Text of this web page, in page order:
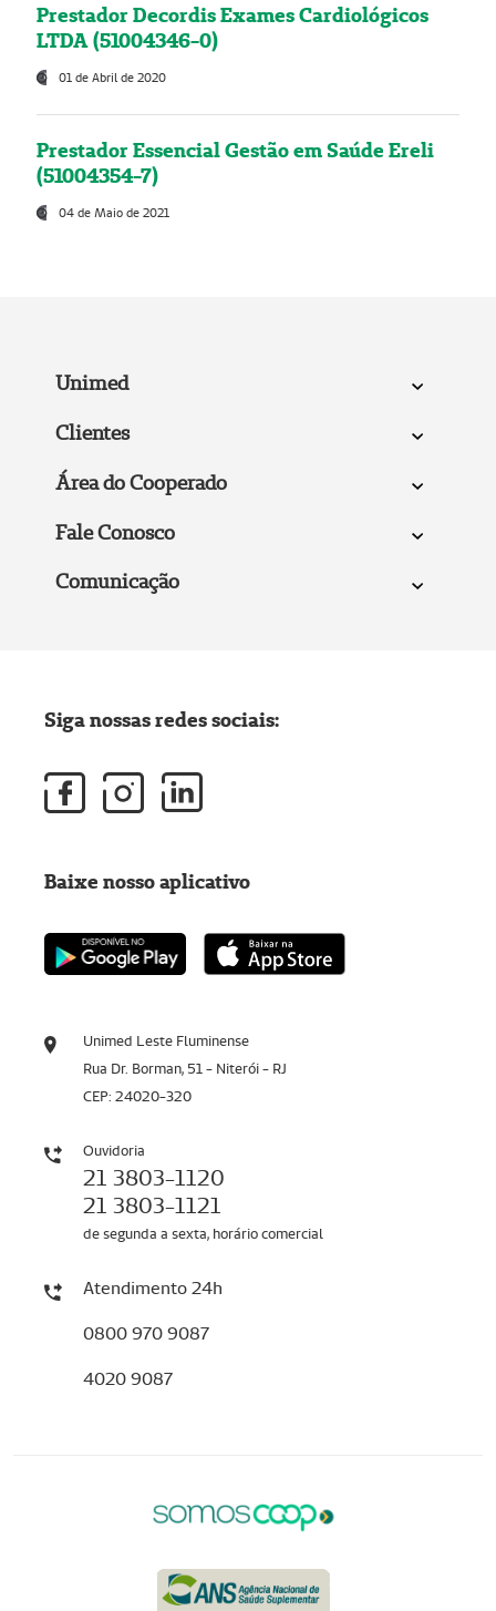
Prestador Decordis Exames Cardiológicos
LTDA (51004346-0)
01 de Abril de 2020
Prestador Essencial Gestão em Saúde Ereli
(51004354-7)
04 de Maio de 2021
Unimed
Clientes
Área do Cooperado
Fale Conosco
Comunicação
Unimed Leste Fluminense
Rua Dr. Borman, 51 - Niterói - RJ
CEP: 24020-320
Ouvidoria
21 3803-1120
21 3803-1121
de segunda a sexta, horário comercial
Atendimento 24h
0800 970 9087
4020 9087
Siga nossas redes sociais:
Baixe nosso aplicativo